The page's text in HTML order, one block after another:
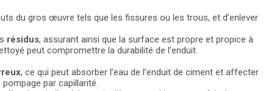
du gros œuvre tels que les fissures ou les trous, et d’enlever
résidus, assurant ainsi que la surface est propre et propice à
peut compromettre la durabilité de l’enduit.
, ce qui peut absorber l’eau de l’enduit de ciment et affecter
par capillarité.